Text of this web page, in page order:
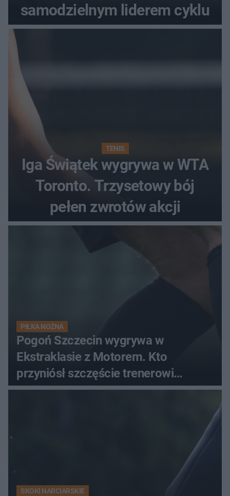
samodzielnym liderem cyklu
TENIS
Iga Świątek wygrywa w WTA
Toronto. Trzysetowy bój
pełen zwrotów akcji
PIŁKA NOŻNA
Pogoń Szczecin wygrywa w
Ekstraklasie z Motorem. Kto
przyniósł szczęście trenerowi
gospodarzy?
SKOKI NARCIARSKIE